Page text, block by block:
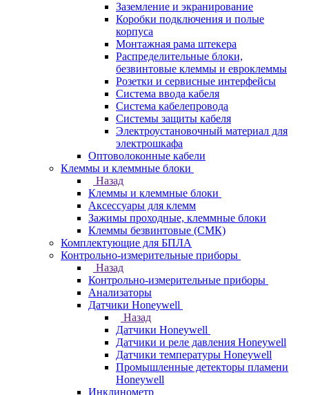
Заземление и экранирование
Коробки подключения и полые
корпуса
Монтажная рама штекера
Распределительные блоки,
безвинтовые клеммы и евроклеммы
Розетки и сервисные интерфейсы
Система ввода кабеля
Система кабелепровода
Системы защиты кабеля
Электроустановочный материал для
электрошкафа
Оптоволоконные кабели
Клеммы и клеммные блоки
Назад
Клеммы и клеммные блоки
Аксессуары для клемм
Зажимы проходные, клеммные блоки
Клеммы безвинтовые (СМК)
Комплектующие для БПЛА
Контрольно-измерительные приборы
Назад
Контрольно-измерительные приборы
Анализаторы
Датчики Honeywell
Назад
Датчики Honeywell
Датчики и реле давления Honeywell
Датчики температуры Honeywell
Промышленные детекторы пламени
Honeywell
Инклинометр